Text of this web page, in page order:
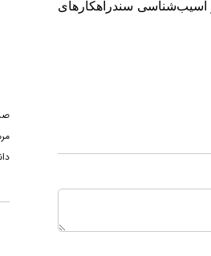
آسیب‌شناسی سندراهکار‌های